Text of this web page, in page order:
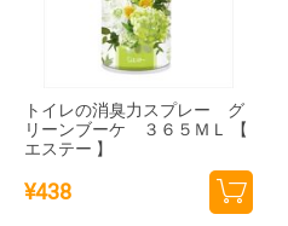
トイレの消臭力スプレー グ
リーンブーケ ３６５ＭＬ 【
エステー 】
¥438